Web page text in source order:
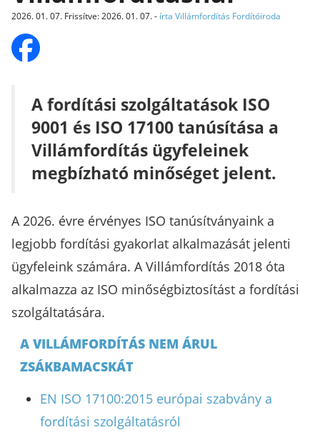
2026. 01. 07. Frissítve:2026. 01. 07.- írta Villámfordítás Fordítóiroda
A fordítási szolgáltatások ISO
9001 és ISO 17100 tanúsítása a
Villámfordítás ügyfeleinek
megbízható minőséget jelent.
A 2026. évre érvényes ISO tanúsítványaink a
legjobb fordítási gyakorlat alkalmazását jelenti
ügyfeleink számára. A Villámfordítás 2018 óta
alkalmazza az ISO minőségbiztosítást a fordítási
szolgáltatására.
A VILLÁMFORDÍTÁS NEM ÁRUL
ZSÁKBAMACSKÁT
EN ISO 17100:2015 európai szabvány a
fordítási szolgáltatásról